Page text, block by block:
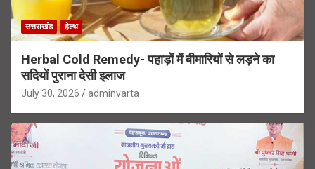
उत्तराखंड हेल्थ
Herbal Cold Remedy- पहाड़ों में बीमारियों से लड़ने का
सदियों पुराना देसी इलाज
July 30, 2026 adminvarta